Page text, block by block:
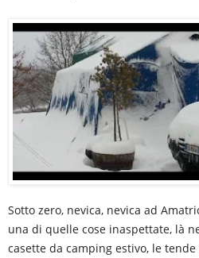
Sotto zero, nevica, nevica ad
una di quelle cose inaspettate, là
casette da camping estivo, le